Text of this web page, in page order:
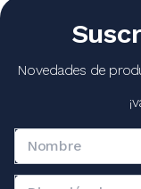
Novedades de